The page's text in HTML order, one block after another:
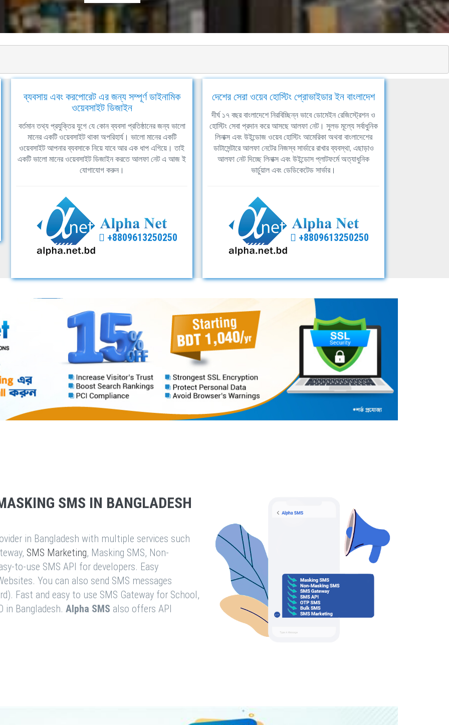
ব্যবসায় এবং করপোরেট এর জন্য সম্পূর্ণ ডাইনামিক
ওয়েবসাইট ডিজাইন
বর্তমান তথ্য প্রযুক্তির যুগে যে কোন ব্যবসা প্রতিষ্ঠানের জন্য ভালো
মানের একটি ওয়েবসাইট থাকা অপরিহার্য। ভালো মানের একটি
ওয়েবসাইট আপনার ব্যবসাকে নিয়ে যাবে আর এক ধাপ এগিয়ে। তাই
একটি ভালো মানের ওয়েবসাইট ডিজাইন করতে আলফা নেট এ আজ ই
যোগাযোগ করুন।
+8809613250250
দেশের সেরা ওয়েব হোস্টিং প্রোভাইডার ইন বাংলাদেশ
দীর্ঘ ১৭ বছর বাংলাদেশে নিরবিচ্ছিন্ন ভাবে ডোমেইন রেজিস্ট্রেশন ও
হোস্টিং সেবা প্রদান করে আসছে আলফা নেট। সুলভ মূল্যে সর্বাধুনিক
লিনাক্স এবং উইন্ডোজ ওয়েব হোস্টিং আমেরিকা অথবা বাংলাদেশের
ডাটাসেন্টারে আলফা নেটের নিজস্ব সার্ভারে রাখার ব্যবস্থা, এছাড়াও
আলফা নেট দিচ্ছে লিনাক্স এবং উইন্ডোস প্লাটফর্মে অত্যাধুনিক
ভার্চুয়াল এবং ডেডিকেটেড সার্ভার।
+8809613250250
SMS IN BANGLADESH
in Bangladesh with multiple services such
SMS Marketing, Masking SMS, Non-
to-use SMS API for developers. Easy
You can also send SMS messages
Fast and easy to use SMS Gateway for School,
in Bangladesh. Alpha SMS also offers API